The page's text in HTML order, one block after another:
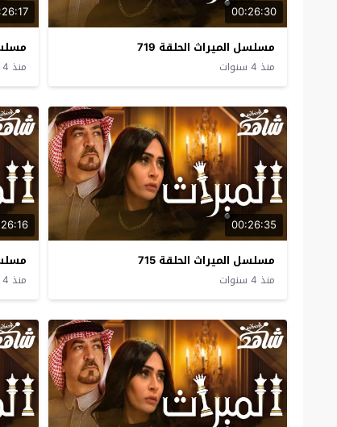
00:26:30
مسلسل الميراث الحلقة 719
منذ 4 سنوات منذ 4 سنوات
00:26:35
مسلسل الميراث الحلقة 715
منذ 4 سنوات منذ 4 سنوات